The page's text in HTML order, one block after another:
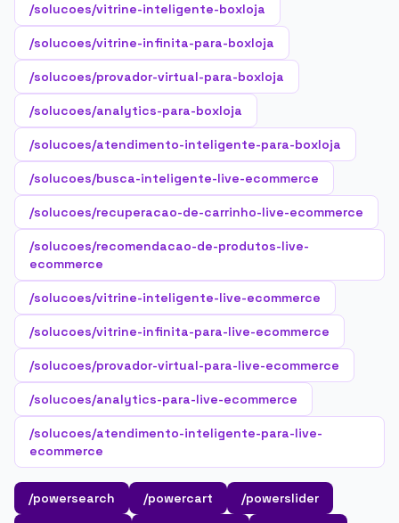
/solucoes/vitrine-inteligente-boxloja
/solucoes/vitrine-infinita-para-boxloja
/solucoes/provador-virtual-para-boxloja
/solucoes/analytics-para-boxloja
/solucoes/atendimento-inteligente-para-boxloja
/solucoes/busca-inteligente-live-ecommerce
/solucoes/recuperacao-de-carrinho-live-ecommerce
/solucoes/recomendacao-de-produtos-live-
ecommerce
/solucoes/vitrine-inteligente-live-ecommerce
/solucoes/vitrine-infinita-para-live-ecommerce
/solucoes/provador-virtual-para-live-ecommerce
/solucoes/analytics-para-live-ecommerce
/solucoes/atendimento-inteligente-para-live-
ecommerce
/powersearch /powercart
/powerslider